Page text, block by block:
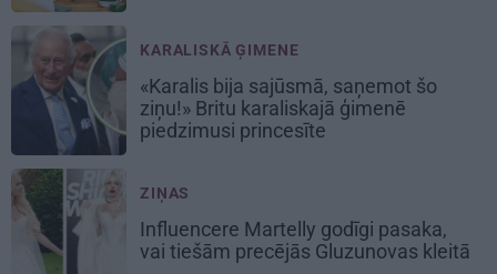
KARALISKĀ ĢIMENE
«Karalis bija sajūsmā, saņemot šo
ziņu!» Britu karaliskajā ģimenē
piedzimusi princesīte
ZIŅAS
Influencere Martelly godīgi pasaka,
vai tiešām precējās Gluzunovas kleitā